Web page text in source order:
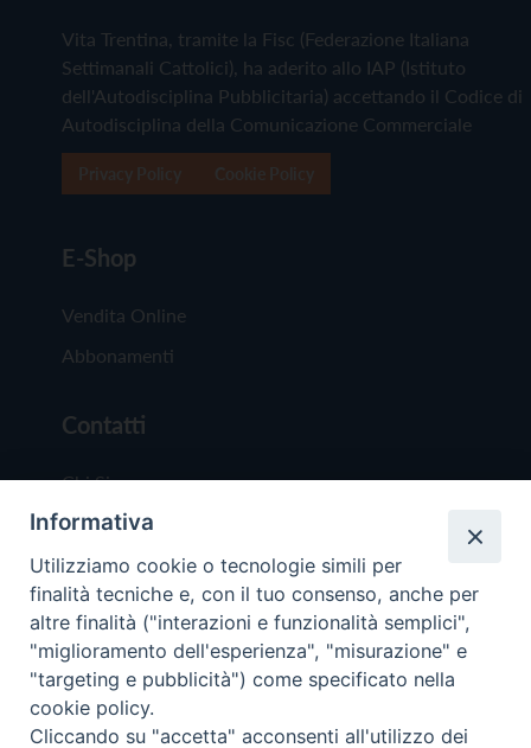
Vita Trentina, tramite la Fisc (Federazione Italiana
Settimanali Cattolici), ha aderito allo IAP (Istituto
dell'Autodisciplina Pubblicitaria) accettando il Codice di
Autodisciplina della Comunicazione Commerciale
E-Shop
Vendita Online
Abbonamenti
Contatti
Chi Siamo
Redazione
Scrivici
Copyright © 2019 - Tutti i diritti riservati - Vita
Informativa
Utilizziamo cookie o tecnologie simili per
finalità tecniche e, con il tuo consenso, anche per
altre finalità ("interazioni e funzionalità semplici",
"miglioramento dell'esperienza", "misurazione" e
"targeting e pubblicità") come specificato nella
cookie policy.
Cliccando su "accetta" acconsenti all'utilizzo dei